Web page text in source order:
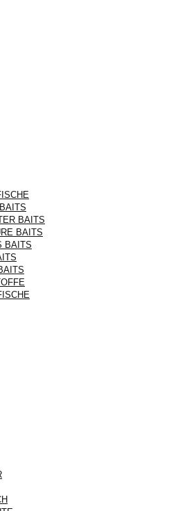
BAITS
BAITS
BAITS